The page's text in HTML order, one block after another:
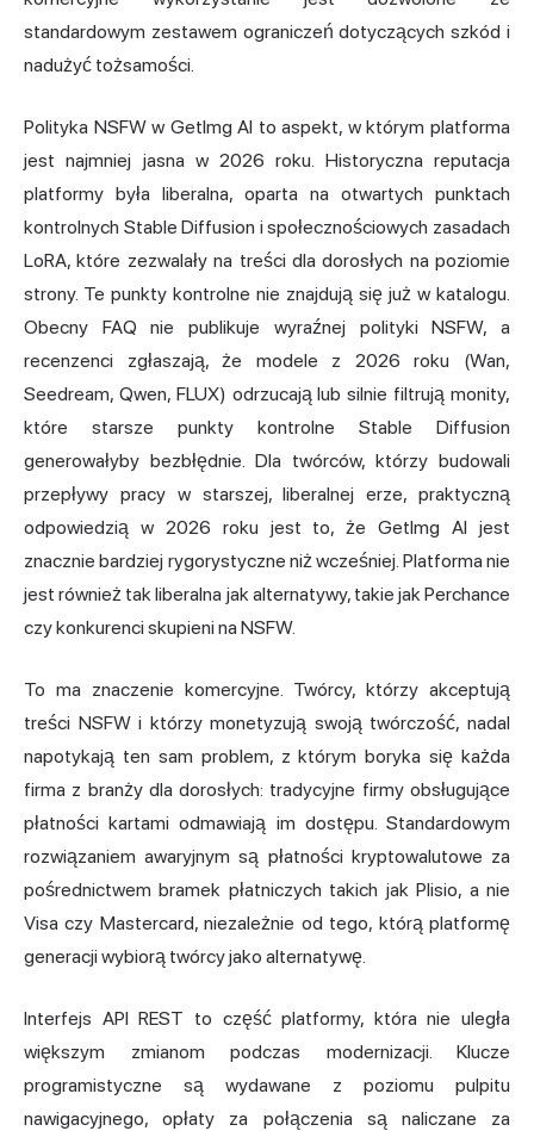
standardowym zestawem ograniczeń dotyczących szkód i
nadużyć tożsamości.
Polityka NSFW w GetImg AI to aspekt, w którym platforma
jest najmniej jasna w 2026 roku. Historyczna reputacja
platformy była liberalna, oparta na otwartych punktach
kontrolnych Stable Diffusion i społecznościowych zasadach
LoRA, które zezwalały na treści dla dorosłych na poziomie
strony. Te punkty kontrolne nie znajdują się już w katalogu.
Obecny FAQ nie publikuje wyraźnej polityki NSFW, a
recenzenci zgłaszają, że modele z 2026 roku (Wan,
Seedream, Qwen, FLUX) odrzucają lub silnie filtrują monity,
które starsze punkty kontrolne Stable Diffusion
generowałyby bezbłędnie. Dla twórców, którzy budowali
przepływy pracy w starszej, liberalnej erze, praktyczną
odpowiedzią w 2026 roku jest to, że GetImg AI jest
znacznie bardziej rygorystyczne niż wcześniej. Platforma nie
jest również tak liberalna jak alternatywy, takie jak Perchance
czy konkurenci skupieni na NSFW.
To ma znaczenie komercyjne. Twórcy, którzy akceptują
treści NSFW i którzy monetyzują swoją twórczość, nadal
napotykają ten sam problem, z którym boryka się każda
firma z branży dla dorosłych: tradycyjne firmy obsługujące
płatności kartami odmawiają im dostępu. Standardowym
rozwiązaniem awaryjnym są płatności kryptowalutowe za
pośrednictwem bramek płatniczych takich jak Plisio, a nie
Visa czy Mastercard, niezależnie od tego, którą platformę
generacji wybiorą twórcy jako alternatywę.
Interfejs API REST to część platformy, która nie uległa
większym zmianom podczas modernizacji. Klucze
programistyczne są wydawane z poziomu pulpitu
nawigacyjnego, opłaty za połączenia są naliczane za